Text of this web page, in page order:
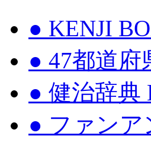
● KENJI
● 47都道
● 健治辞典
● ファンア